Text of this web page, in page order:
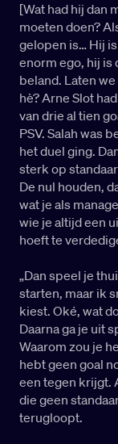
[Wat had hij dan
moeten doen?
gelopen is… Hij is
enorm ego, hij is
beland. Laten
hè? Arne Slot
van drie al tien
PSV. Salah was
het duel ging.
sterk op
De nul houden,
wat je als
wie je altijd een
hoeft te
„Dan speel je
starten, maar ik
kiest. Oké, wat
Daarna ga je uit
Waarom zou je
hebt geen goal
een tegen krijgt.
die geen
terugloopt.